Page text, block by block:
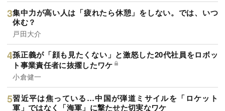
集中力が高い人は「疲れたら休憩」をしない。では、いつ
休む？
戸田大介
孫正義が「顔も見たくない」と激怒した20代社員をロボッ
ト事業責任者に抜擢したワケ
小倉健一
習近平は焦っている…中国が弾道ミサイルを「ロケット
軍」ではなく「海軍」に撃たせた切実なワケ